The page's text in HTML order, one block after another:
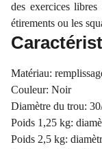
des exercices
étirements ou les
Matériau:
Couleur: Noir
Diamètre du trou:
Poids 1,25 kg:
Poids 2,5 kg: